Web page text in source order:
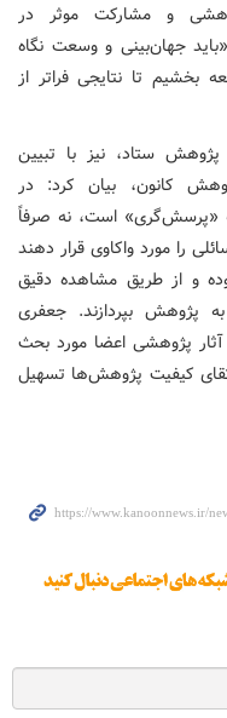
و مشارکت موثر در
جهان‌بینی و وسعت نگاه
بخشیم تا نتایجی فراتر از
ستاد، نیز با تبیین
کانون، بیان کرد: در
«پرسش‌گری» است، نه صرفاً
را مورد واکاوی قرار دهند
و از طریق مشاهده دقیق
پژوهش بپردازند. جعفری
پژوهشی اعضا مورد بحث
کیفیت پژوهش‌ها تسهیل